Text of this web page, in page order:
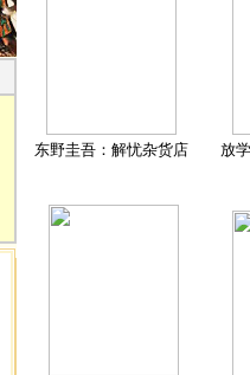
东野圭吾：解忧杂货店 放